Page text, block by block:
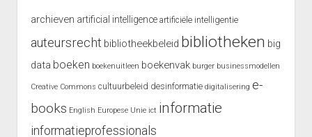
archieven artificial intelligence artificiële intelligentie
auteursrecht bibliotheekbeleid bibliotheken big
data boeken boekenuitleen boekenvak burger businessmodellen
Creative Commons cultuurbeleid desinformatie digitalisering e-
books English Europese Unie ict informatie
informatieprofessionals